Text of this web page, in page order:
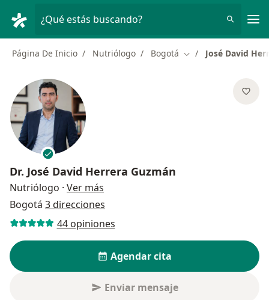
¿Qué estás buscando?
Página De Inicio Nutriólogo Bogotá Cambiar de ciudad
José David
Dr. José David Herrera Guzmán
Nutriólogo · Ver más
Bogotá 3 direcciones
44 opiniones
Agendar cita
Enviar mensaje